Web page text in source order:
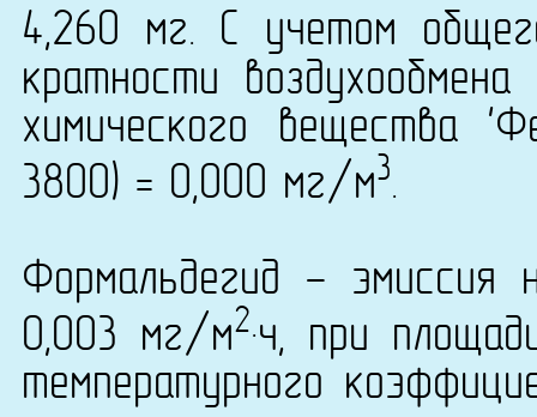
4,260 мг. С учетом
кратности
химического вещества
3800) = 0,000 мг/м3.
Формальдегид - эмиссия
0,003 мг/м2·ч, при
температурного